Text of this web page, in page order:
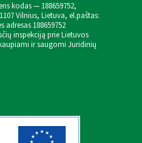
kodas — 188659752,
Vilnius, Lietuva, el.paštas:
adresas 188659752
inspekciją prie Lietuvos
ir saugomi Juridinių